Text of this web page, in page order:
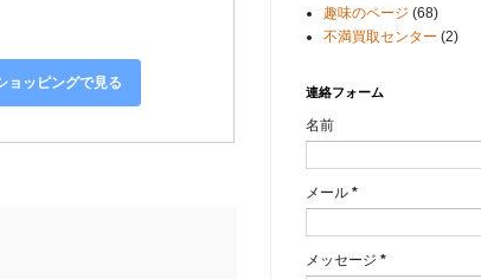
ョッピングで見る
趣味のページ (68)
不満買取センター (2)
連絡フォーム
名前
メール *
メッセージ *